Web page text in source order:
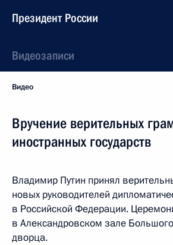
Президент России
Видеозаписи
Видео
Вручение верительных
иностранных государств
Владимир Путин принял
новых руководителей
в Российской Федерации.
в Александровском зале
дворца.